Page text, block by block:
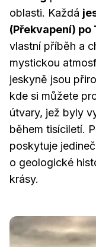
oblasti. Každá
(Překvapení) po
vlastní příběh a
mystickou
jeskyně jsou
kde si můžete
útvary, jež byly
během tisíciletí.
poskytuje
o geologické
krásy.